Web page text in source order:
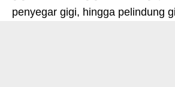
penyegar gigi, hingga pelindung